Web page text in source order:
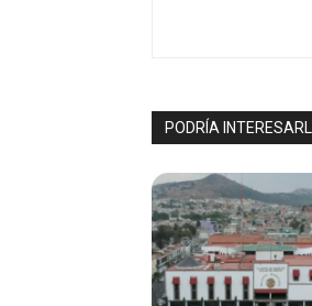
PODRÍA